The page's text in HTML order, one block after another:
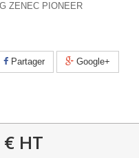
ZENEC PIONEER
Partager Google+
HT